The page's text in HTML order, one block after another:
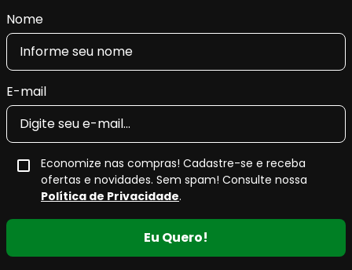
Nome
E-mail
Economize nas compras! Cadastre-se e receba
ofertas e novidades. Sem spam! Consulte nossa
Política de Privacidade.
Eu Quero!